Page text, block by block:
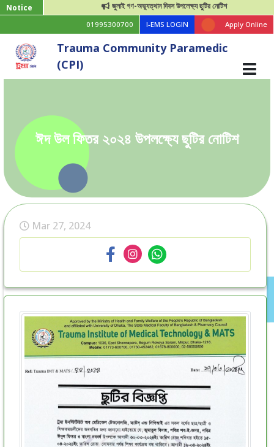
Notice জুলাই গণ-অভ্যুত্থান দিবস উপলেক্ষ্য ছুটির নোটিশ
01995300700 I-EMS LOGIN Apply Online
Trauma Community Paramedic
(CPI)
ঈদ উল ফিতর ২০২৪ উপলক্ষ্যে ছুটির নোটিশ
Mar 27, 2024